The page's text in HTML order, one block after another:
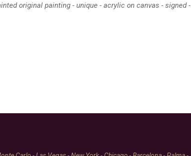
original painting - unique - acrylic on canvas - signed -